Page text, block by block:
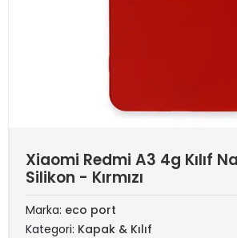
Xiaomi Redmi A3 4g Kılıf
Silikon - Kırmızı
Marka: eco port
Kategori: Kapak & Kılıf